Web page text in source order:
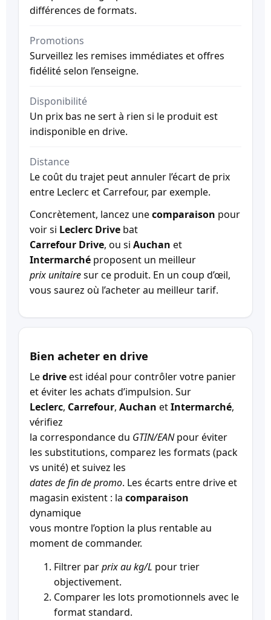
différences de formats.
Promotions
Surveillez les remises immédiates et offres
fidélité selon l’enseigne.
Disponibilité
Un prix bas ne sert à rien si le produit est
indisponible en drive.
Distance
Le coût du trajet peut annuler l’écart de prix
entre Leclerc et Carrefour, par exemple.
Concrètement, lancez unecomparaison pour
voir si Leclerc Drive bat
Carrefour Drive, ou si Auchan et
Intermarché proposent un meilleur
prix unitairesur ce produit. En un coup d’œil,
vous saurez où l’acheter au meilleur tarif.
Bien acheter en drive
Ledriveest idéal pour contrôler votre panier
et éviter les achats d’impulsion. Sur
Leclerc, Carrefour, Auchan etIntermarché,
vérifiez
la correspondance du GTIN/EANpour éviter
les substitutions, comparez les formats (pack
vs unité) et suivez les
dates de fin de promo. Les écarts entre drive et
magasin existent : la comparaison
dynamique
vous montre l’option la plus rentable au
moment de commander.
Filtrer parprix au kg/L pour trier
objectivement.
Comparer les lots promotionnels avec le
format standard.